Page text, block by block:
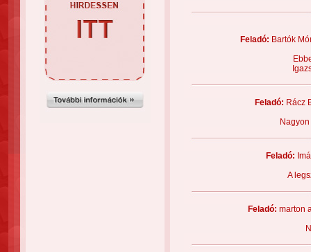
Feladó: Bartók
Feladó: Rácz
Feladó:
A
Feladó: marton